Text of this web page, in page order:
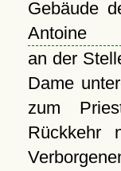
Gebäude
Antoine
an der
Dame
zum
Rückkehr